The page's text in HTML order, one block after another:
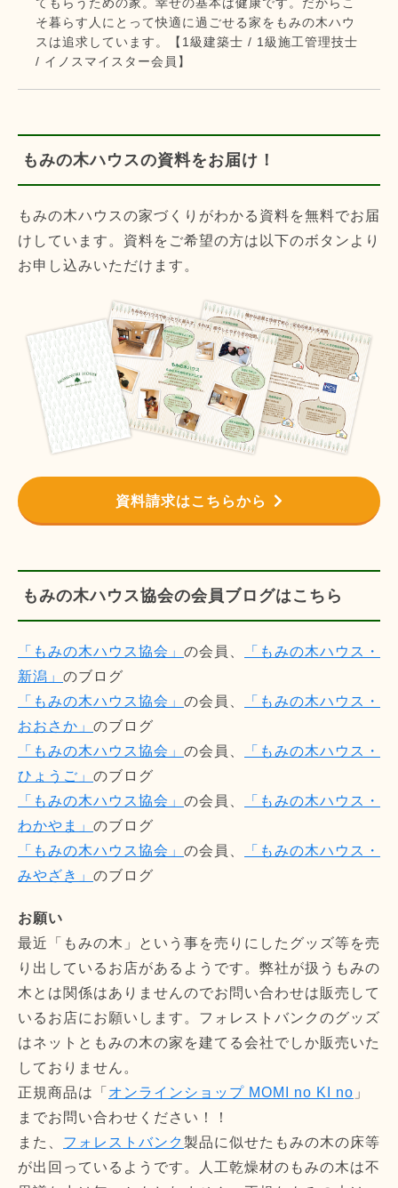
そ暮らす人にとって快適に過ごせる家をもみの木ハウ
スは追求しています。【1級建築士 / 1級施工管理技士
/ イノスマイスター会員】
もみの木ハウスの資料をお届け！
もみの木ハウスの家づくりがわかる資料を無料でお届
けしています。資料をご希望の方は以下のボタンより
お申し込みいただけます。
資料請求はこちらから
もみの木ハウス協会の会員ブログはこちら
「もみの木ハウス協会」 の会員、
「もみの木ハウス・
新潟」 のブログ
「もみの木ハウス協会」 の会員、
「もみの木ハウス・
おおさか」 のブログ
「もみの木ハウス協会」 の会員、
「もみの木ハウス・
ひょうご」 のブログ
「もみの木ハウス協会」 の会員、
「もみの木ハウス・
わかやま」 のブログ
「もみの木ハウス協会」 の会員、
「もみの木ハウス・
みやざき」 のブログ
お願い
最近「もみの木」という事を売りにしたグッズ等を売
り出しているお店があるようです。弊社が扱うもみの
木とは関係はありませんのでお問い合わせは販売して
いるお店にお願いします。フォレストバンクのグッズ
はネットともみの木の家を建てる会社でしか販売いた
しておりません。
正規商品は「 オンラインショップ MOMI no KI no 」
までお問い合わせください！！
また、 フォレストバンク製品に似せたもみの木の床等
が出回っているようです。人工乾燥材のもみの木は不